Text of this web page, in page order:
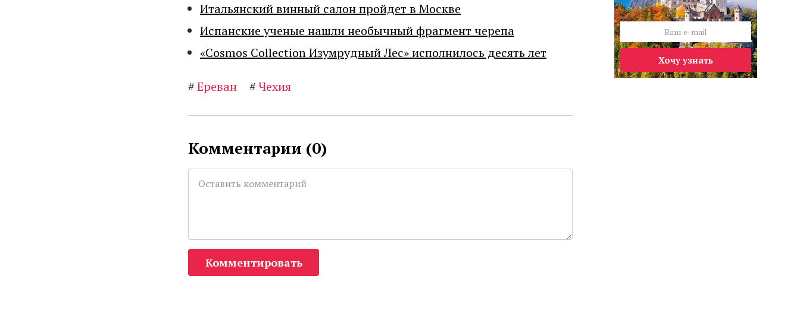
Итальянский винный салон пройдет в Москве
Испанские ученые нашли необычный фрагмент черепа
«Cosmos Collection Изумрудный Лес» исполнилось десять лет
#Ереван #Чехия
Комментарии (0)
Комментировать
Хочу узнать